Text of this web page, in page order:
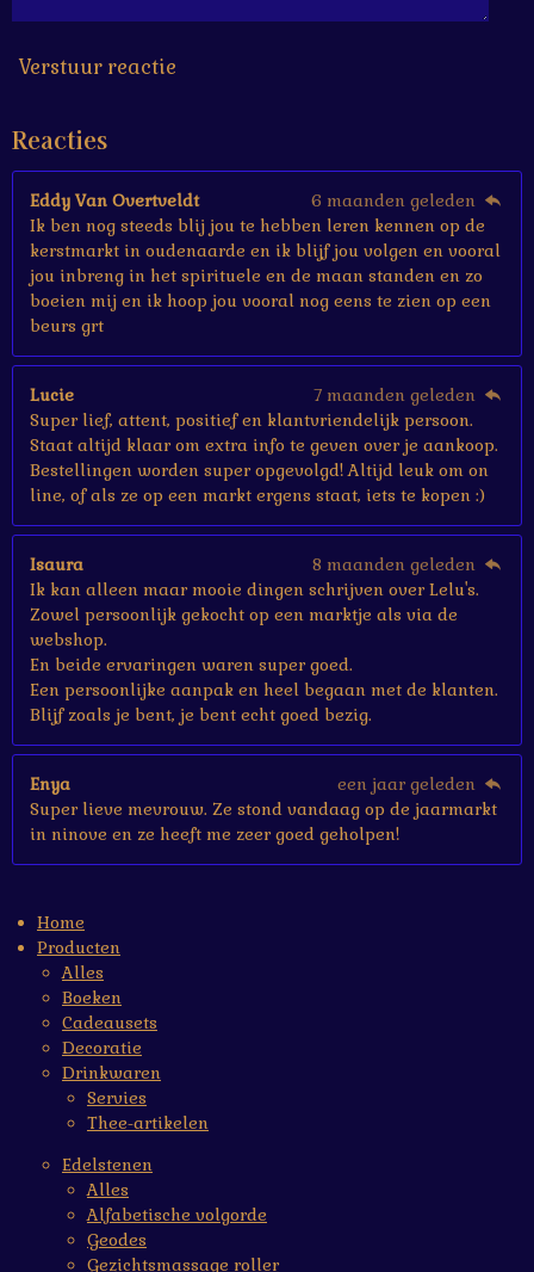
s
r
r
Verstuur reactie
Reacties
Eddy Van Overtveldt
6 maanden geleden
Ik ben nog steeds blij jou te hebben leren kennen op de
kerstmarkt in oudenaarde en ik blijf jou volgen en vooral
jou inbreng in het spirituele en de maan standen en zo
boeien mij en ik hoop jou vooral nog eens te zien op een
beurs grt
Lucie
7 maanden geleden
Super lief, attent, positief en klantvriendelijk persoon.
Staat altijd klaar om extra info te geven over je aankoop.
Bestellingen worden super opgevolgd! Altijd leuk om on
line, of als ze op een markt ergens staat, iets te kopen :)
Isaura
8 maanden geleden
Ik kan alleen maar mooie dingen schrijven over Lelu's.
Zowel persoonlijk gekocht op een marktje als via de
webshop.
En beide ervaringen waren super goed.
Een persoonlijke aanpak en heel begaan met de klanten.
Blijf zoals je bent, je bent echt goed bezig.
Enya
een jaar geleden
Super lieve mevrouw. Ze stond vandaag op de jaarmarkt
in ninove en ze heeft me zeer goed geholpen!
Home
Producten
Alles
Boeken
Cadeausets
Decoratie
Drinkwaren
Servies
Thee-artikelen
Edelstenen
Alles
Alfabetische volgorde
Geodes
Gezichtsmassage roller